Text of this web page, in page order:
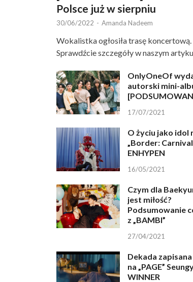
Polsce już w sierpniu
30/06/2022 - Amanda Nadeem
Wokalistka ogłosiła trasę koncertową.
Sprawdźcie szczegóły w naszym
OnlyOneOf
autorski mini-
17/07/2021
O życiu jako idol
„Border:
ENHYPEN
16/05/2021
Czym dla
jest miłość?
Podsumowanie
z „BAMBI”
27/04/2021
Dekada
na „PAGE”
WINNER